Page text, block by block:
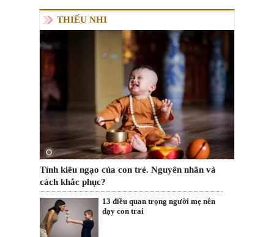
THIẾU NHI
Tính kiêu ngạo của con trẻ. Nguyên nhân và
cách khắc phục?
13 điều quan trọng người mẹ nên
dạy con trai